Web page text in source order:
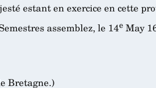
estant en exercice en cette
assemblez, le 14e May
Bretagne.)